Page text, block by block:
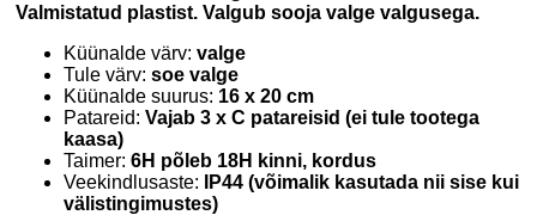
Valmistatud plastist. Valgub sooja valge valgusega.
Küünalde värv: valge
Tule värv: soe valge
Küünalde suurus: 16 x 20 cm
Patareid: Vajab 3 x C patareisid (ei tule tootega
kaasa)
Taimer: 6H põleb 18H kinni, kordus
Veekindlusaste:
IP44 (võimalik kasutada nii sise kui
välistingimustes)